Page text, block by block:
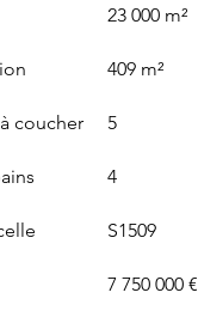
23 000 m²
409 m²
coucher 5
4
S1509
7 750 000 €